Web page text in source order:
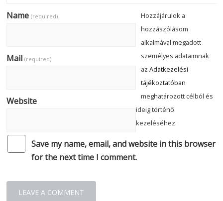
Name(required)
Mail(required)
Website
Save my name, email, and website in this browser
for the next time I comment.
Hozzájárulok a
hozzászólásom
alkalmával megadott
személyes adataimnak
azAdatkezelési
tájékoztatóban
meghatározott célból és
ideig történő
kezeléséhez.